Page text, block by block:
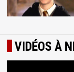
VIDÉOS À